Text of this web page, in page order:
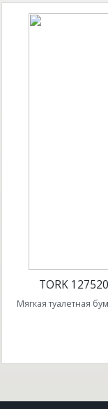
TORK
Мягкая туалетная